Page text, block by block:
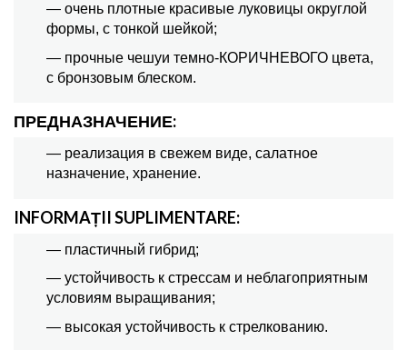
— очень плотные красивые луковицы округлой
формы, с тонкой шейкой;
— прочные чешуи темно-КОРИЧНЕВОГО цвета,
с бронзовым блеском.
ПРЕДНАЗНАЧЕНИЕ:
— реализация в свежем виде, салатное
назначение, хранение.
INFORMAȚII SUPLIMENTARE:
— пластичный гибрид;
— устойчивость к стрессам и неблагоприятным
условиям выращивания;
— высокая устойчивость к стрелкованию.